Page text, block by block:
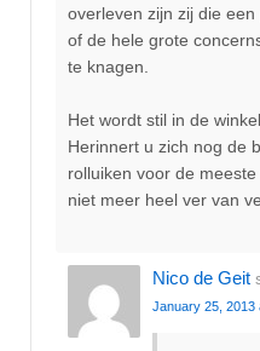
overleven zijn zij die
of de hele grote
te knagen.
Het wordt stil in de
Herinnert u zich nog de
rolluiken voor de
niet meer heel ver van
Nico de Geit
January 25, 2013